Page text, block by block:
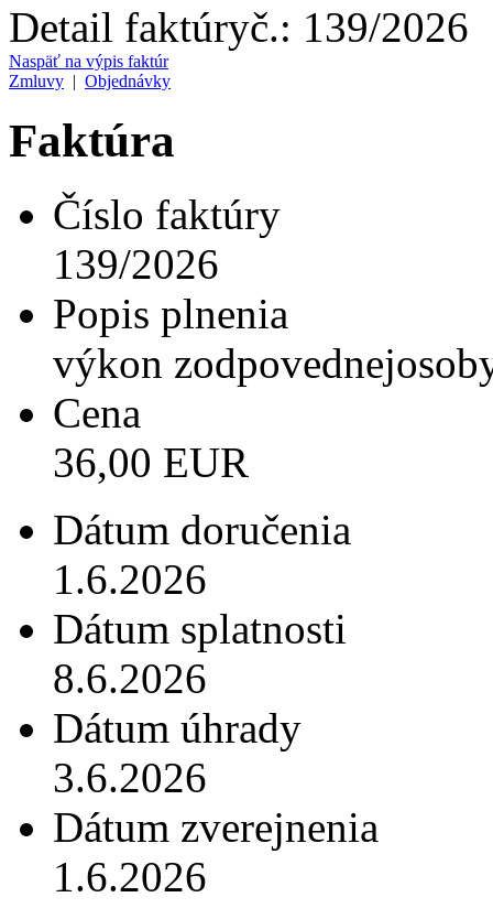
Detail faktúryč.: 139/2026
Naspäť na výpis faktúr
Zmluvy | Objednávky
Faktúra
Číslo faktúry
139/2026
Popis plnenia
výkon
Cena
36,00 EUR
Dátum doručenia
1.6.2026
Dátum splatnosti
8.6.2026
Dátum úhrady
3.6.2026
Dátum zverejnenia
1.6.2026